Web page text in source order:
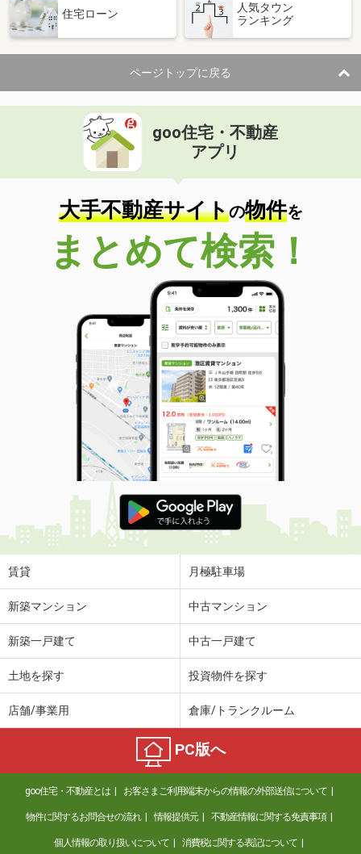
住宅ローン
人気タウン
ランキング
ページトップに戻る
goo住宅・不動産
アプリ
大手不動産サイトの物件を
まとめて検索！
賃貸 月極駐車場
新築マンション 中古マンション
新築一戸建て 中古一戸建て
土地を探す 投資物件を探す
店舗/事業用 倉庫/トランクルーム
PC版へ
goo住宅・不動産とは お客さまご利用端末からの情報の外部送信について
物件に関するお問合せの流れ 情報提供元 不動産情報に関する免責事項
個人情報の取り扱いについて 消費税に関する表記について